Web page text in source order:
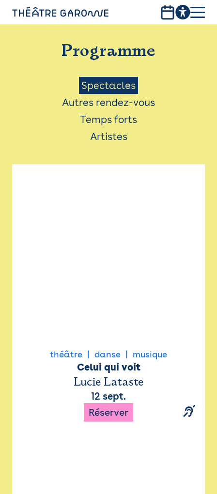
PROGRAMME
INFOS PRATIQUES
AVEC LES PUBLICS
ACCESSIBILITÉ
LES PRODUCTIONS
Programme
Menu
Saison
Spectacles
Autres rendez-vous
Temps forts
Artistes
théâtre danse musique
Celui qui voit
Lucie Lataste
12 sept.
Réserver